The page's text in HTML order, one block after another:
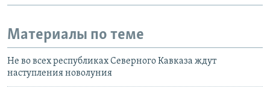
Материалы по теме
Не во всех республиках Северного Кавказа ждут
наступления новолуния